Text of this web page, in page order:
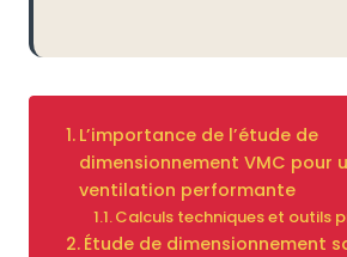
L’importance de l’étude de
dimensionnement VMC pour
ventilation performante
Calculs techniques et outils
Étude de dimensionnement